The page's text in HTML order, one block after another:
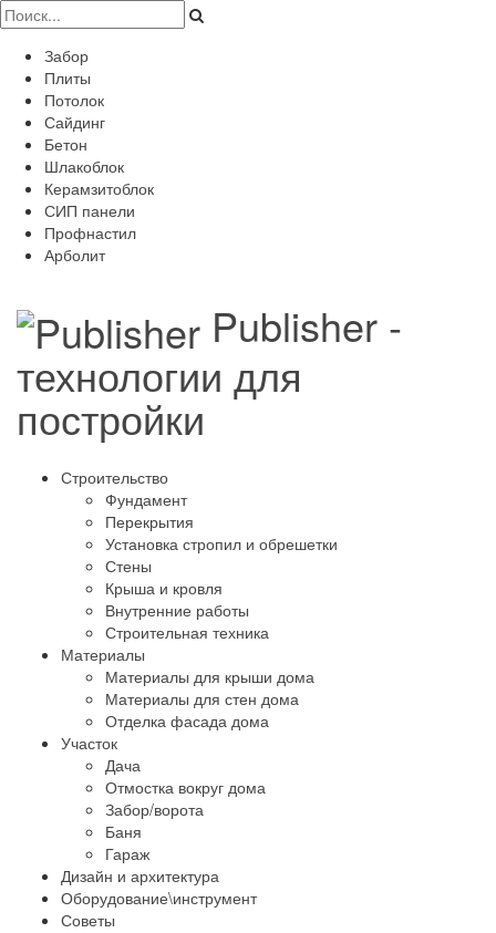
Забор
Плиты
Потолок
Сайдинг
Бетон
Шлакоблок
Керамзитоблок
СИП панели
Профнастил
Арболит
Publisher -
технологии для
постройки
Строительство
Фундамент
Перекрытия
Установка стропил и обрешетки
Стены
Крыша и кровля
Внутренние работы
Строительная техника
Материалы
Материалы для крыши дома
Материалы для стен дома
Отделка фасада дома
Участок
Дача
Отмостка вокруг дома
Забор/ворота
Баня
Гараж
Дизайн и архитектура
Оборудование\инструмент
Советы